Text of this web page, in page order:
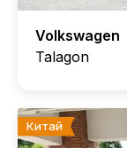
Volkswagen
Talagon
Китай